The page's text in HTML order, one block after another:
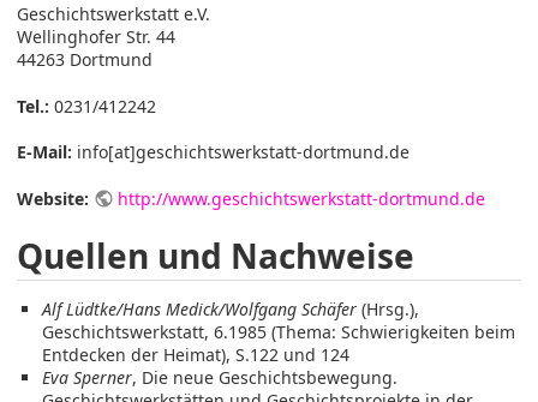
Geschichtswerkstatt e.V.
Wellinghofer Str. 44
44263 Dortmund
Tel.: 0231/412242
E-Mail: info[at]geschichtswerkstatt-dortmund.de
Website: http://www.geschichtswerkstatt-dortmund.de
Quellen und Nachweise
Alf Lüdtke/Hans Medick/Wolfgang Schäfer (Hrsg.),
Geschichtswerkstatt, 6.1985 (Thema: Schwierigkeiten beim
Entdecken der Heimat), S.122 und 124
Eva Sperner, Die neue Geschichtsbewegung.